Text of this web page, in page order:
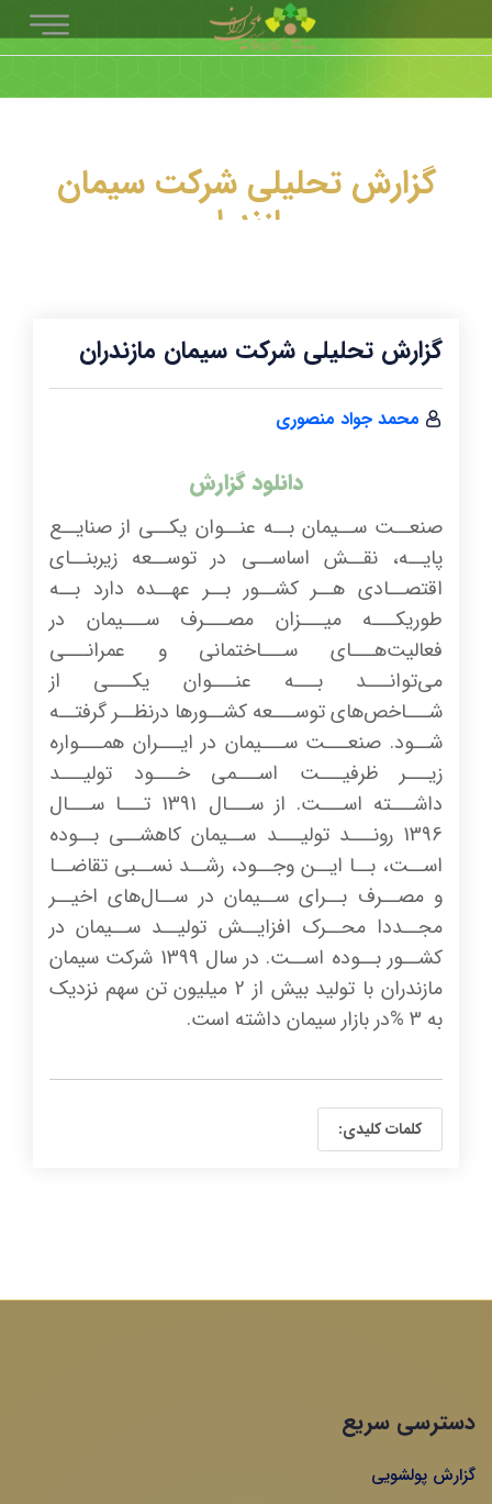
گزارش تحلیلی شرکت سیمان
مازندران
گزارش تحلیلی شرکت سیمان مازندران
محمد جواد منصوری
دانلود گزارش
صنعــت ســیمان بــه عنــوان یکــی از صنایــع
پایــه، نقــش اساســی در توســعه زیربنــای
اقتصــادی هــر کشــور بــر عهــده دارد بــه
طوریکـــه میـــزان مصـــرف ســـیمان در
فعالیت‌هـــای ســـاختمانی و عمرانـــی
می‌توانـــد بـــه عنـــوان یکـــی از
شـــاخص‌های توســـعه کشــورها درنظــر گرفتــه
شــود. صنعـــت ســـیمان در ایـــران همـــواره
زیـــر ظرفیـــت اســـمی خـــود تولیـــد
داشـــته اســـت. از ســـال 1391 تـــا ســـال
1396 رونـــد تولیـــد ســیمان کاهشــی بــوده
اســت، بــا ایــن وجــود، رشــد نســبی تقاضــا
و مصــرف بــرای ســیمان در ســال‌های اخیــر
مجــددا محــرک افزایــش تولیــد ســیمان در
کشــور بــوده اســت. در سال 1399 شرکت سیمان
مازندران با تولید بیش از 2 میلیون تن سهم نزدیک
به 3 %در بازار سیمان داشته است.
کلمات کلیدی:
دسترسی سریع
گزارش پولشویی